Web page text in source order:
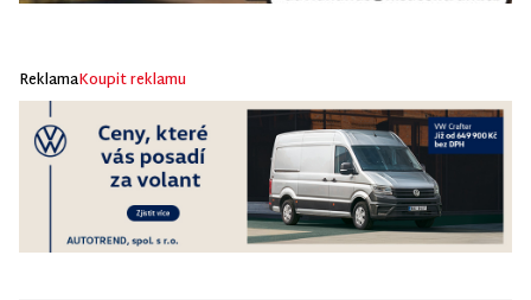
ReklamaKoupit reklamu